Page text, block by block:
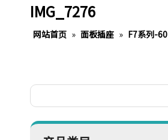
IMG_7276
网站首页 » 面板插座 » F7系列-60